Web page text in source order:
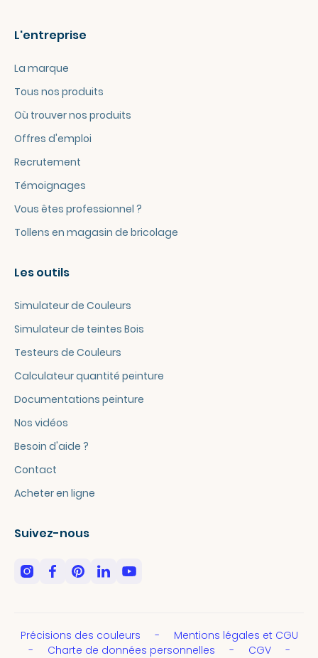
L'entreprise
La marque
Tous nos produits
Où trouver nos produits
Offres d'emploi
Recrutement
Témoignages
Vous êtes professionnel ?
Tollens en magasin de bricolage
Les outils
Simulateur de Couleurs
Simulateur de teintes Bois
Testeurs de Couleurs
Calculateur quantité peinture
Documentations peinture
Nos vidéos
Besoin d'aide ?
Contact
Acheter en ligne
Suivez-nous
Précisions des couleurs
Mentions légales et CGU
Charte de données personnelles
CGV